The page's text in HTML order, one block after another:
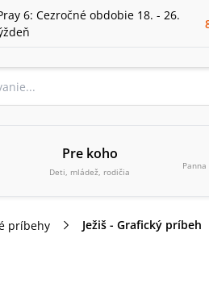
6: Cezročné obdobie 18. - 26.
Pre koho
Deti, mládež, rodičia
príbehy Ježiš - Grafický príbeh